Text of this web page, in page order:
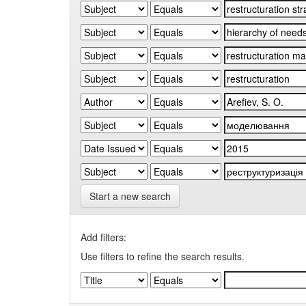
Start a new search
Add filters:
Use filters to refine the search results.